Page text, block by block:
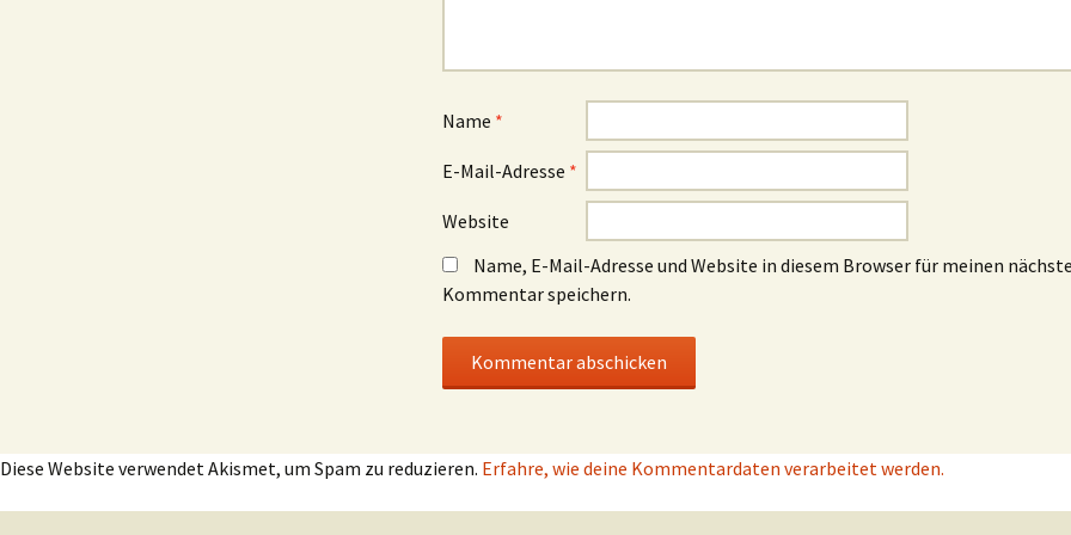
Name *
E-Mail-Adresse *
Website
Name, E-Mail-Adresse und Website in diesem Browser für meinen
Kommentar speichern.
Diese Website verwendet Akismet, um Spam zu reduzieren. Erfahre, wie deine Kommentardaten verarbeitet werden.